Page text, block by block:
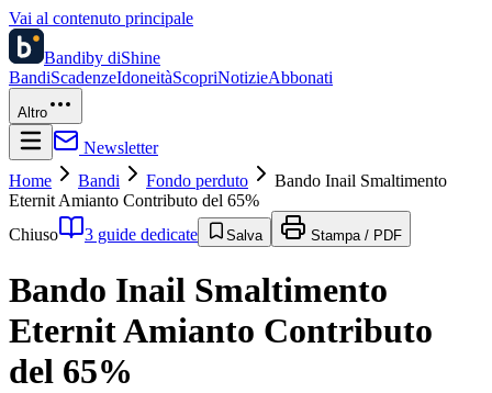
Vai al contenuto principale
Bandiby diShine
BandiScadenzeIdoneitàScopriNotizieAbbonati
Altro
Newsletter
Home
Bandi Fondo perduto
Bando Inail Smaltimento
Eternit Amianto Contributo del 65%
Chiuso
3 guide dedicate Salva Stampa / PDF
Bando Inail Smaltimento
Eternit Amianto Contributo
del 65%